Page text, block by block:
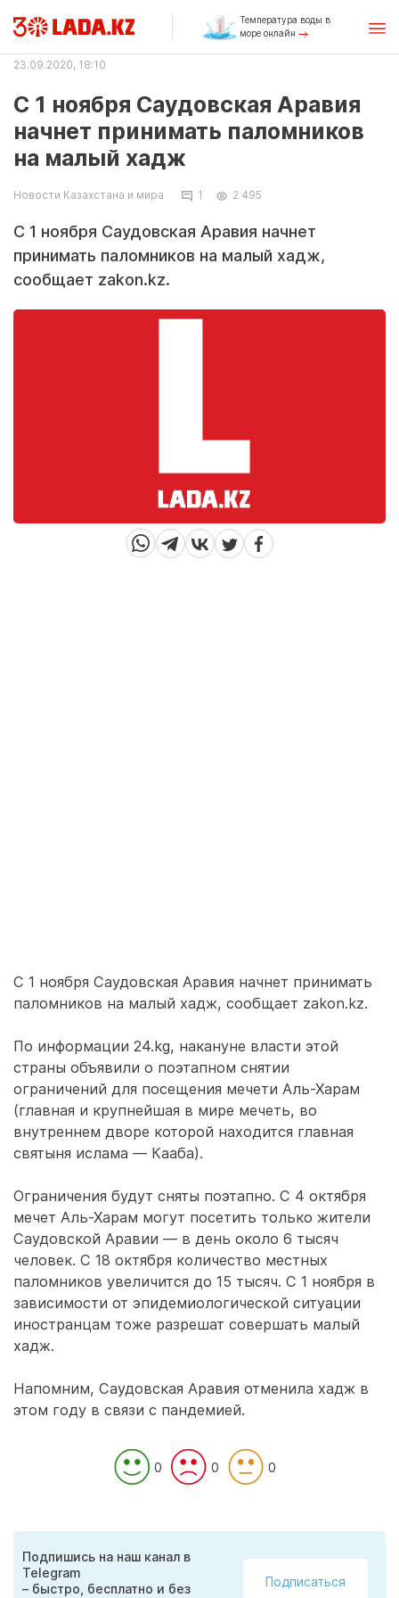
Температура воды в
море онлайн
23.09.2020, 18:10
С 1 ноября Саудовская Аравия
начнет принимать паломников
на малый хадж
Новости Казахстана и мира 1 2 495
С 1 ноября Саудовская Аравия начнет
принимать паломников на малый хадж,
сообщает zakon.kz.
С 1 ноября Саудовская Аравия начнет принимать
паломников на малый хадж, сообщает zakon.kz.
По информации 24.kg, накануне власти этой
страны объявили о поэтапном снятии
ограничений для посещения мечети Аль-Харам
(главная и крупнейшая в мире мечеть, во
внутреннем дворе которой находится главная
святыня ислама — Кааба).
Ограничения будут сняты поэтапно. С 4 октября
мечет Аль-Харам могут посетить только жители
Саудовской Аравии — в день около 6 тысяч
человек. С 18 октября количество местных
паломников увеличится до 15 тысяч. С 1 ноября в
зависимости от эпидемиологической ситуации
иностранцам тоже разрешат совершать малый
хадж.
Напомним, Саудовская Аравия отменила хадж в
этом году в связи с пандемией.
0 0 0
Подпишись на наш канал в
Telegram
– быстро, бесплатно и без
Подписаться